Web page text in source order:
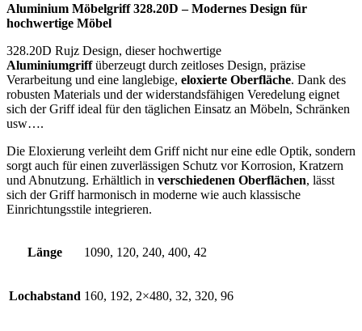
Aluminium Möbelgriff 328.20D – Modernes Design für
hochwertige Möbel
328.20D Rujz Design, dieser hochwertige
Aluminiumgriffüberzeugt durch zeitloses Design, präzise
Verarbeitung und eine langlebige, eloxierte Oberfläche. Dank des
robusten Materials und der widerstandsfähigen Veredelung eignet
sich der Griff ideal für den täglichen Einsatz an Möbeln, Schränken
usw….
Die Eloxierung verleiht dem Griff nicht nur eine edle Optik, sondern
sorgt auch für einen zuverlässigen Schutz vor Korrosion, Kratzern
und Abnutzung. Erhältlich in verschiedenen Oberflächen, lässt
sich der Griff harmonisch in moderne wie auch klassische
Einrichtungsstile integrieren.
Länge 1090, 120, 240, 400, 42
Lochabstand 160, 192, 2×480, 32, 320, 96